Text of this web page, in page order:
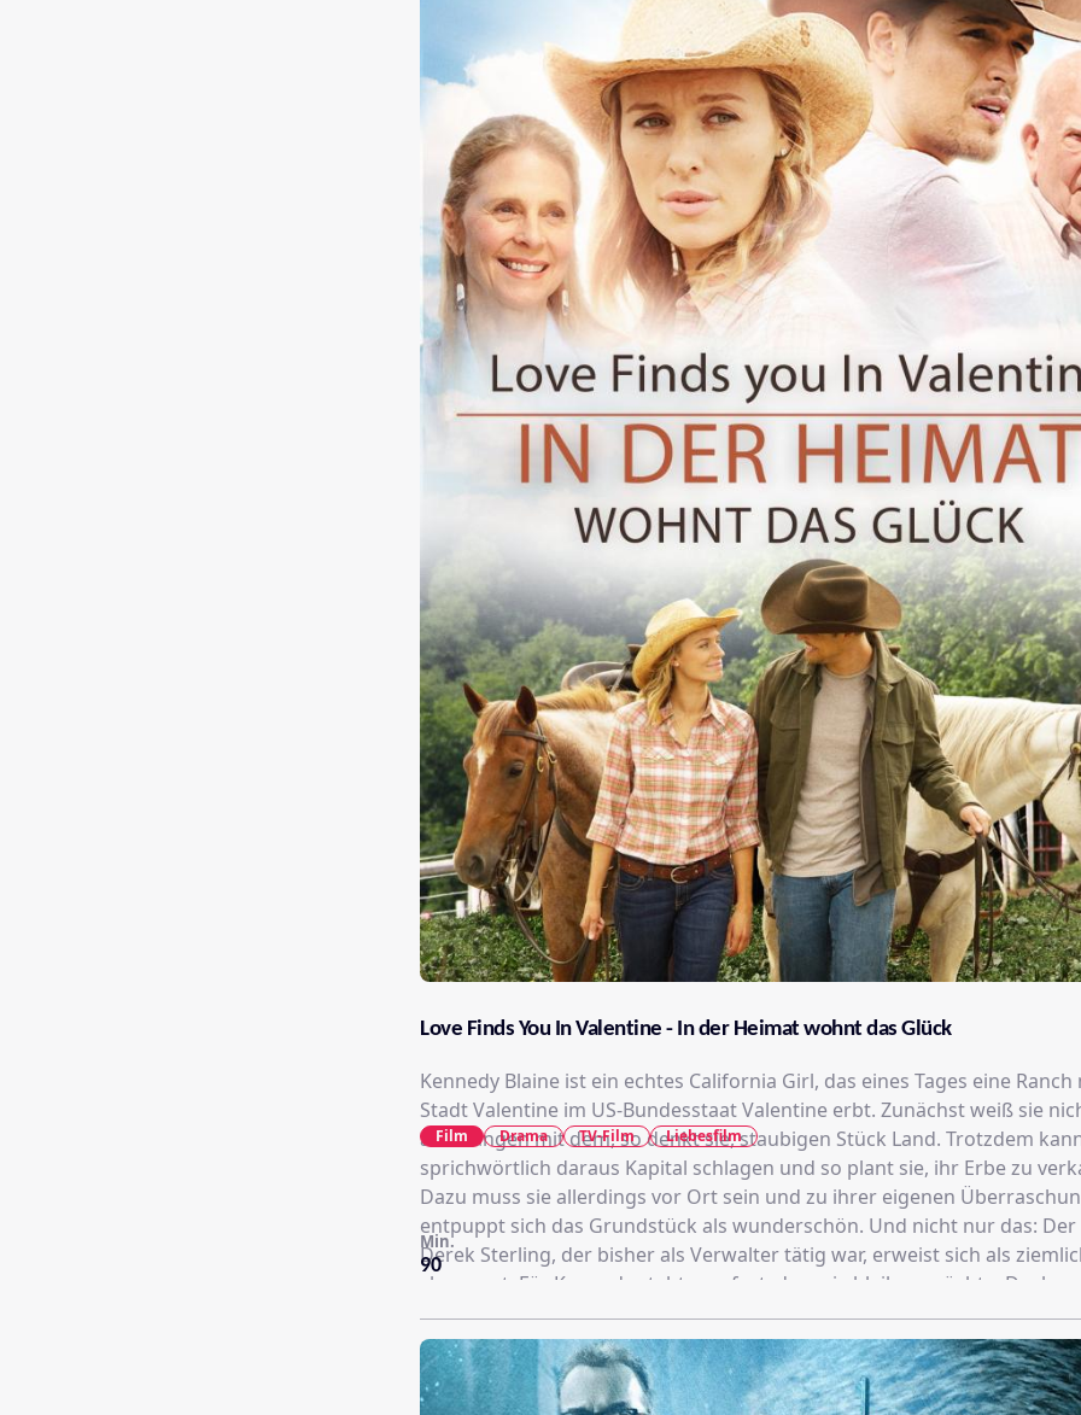
Love Finds You In Valentine - In der Heimat wohnt das Glück
Kennedy Blaine ist ein echtes California Girl, das eines Tages eine
Stadt Valentine im US-Bundesstaat Valentine erbt. Zunächst weiß sie
anzufangen mit dem, so denkt sie, staubigen Stück Land. Trotzdem
sprichwörtlich daraus Kapital schlagen und so plant sie, ihr Erbe zu
Dazu muss sie allerdings vor Ort sein und zu ihrer eigenen
entpuppt sich das Grundstück als wunderschön. Und nicht nur das: Der
Derek Sterling, der bisher als Verwalter tätig war, erweist sich als
charmant. Für Kennedy steht nun fest, dass sie bleiben möchte. Doch
irgendjemand schmiedet ganz andere Pläne und möchte sie aus
drängen. Bei ihren Nachforschungen stößt Kennedy auf dunkle
ihrer Familiengeschichte, wobei auch Fragen zu Dereks Vergangenheit
aufgeworfen werden…
90
Min.
Film Drama TV-Film Liebesfilm